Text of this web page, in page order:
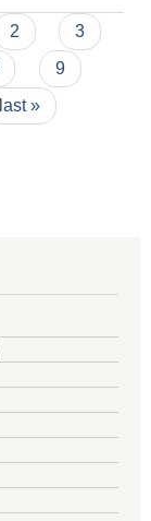
2
3
9
last »